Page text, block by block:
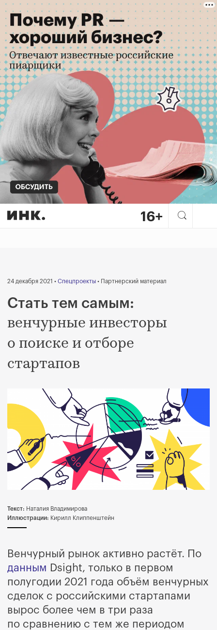
Стать тем самым:
24 декабря 2021 • Спецпроекты • Партнерский материал
Стать тем самым:
венчурные инвесторы
о поиске и отборе
стартапов
Текст: Наталия Владимирова
Иллюстрации: Кирилл Клиппенштейн
Венчурный рынок активно растёт. По
данным Dsight, только в первом
полугодии 2021 года объём венчурных
сделок с российскими стартапами
вырос более чем в три раза
по сравнению с тем же периодом